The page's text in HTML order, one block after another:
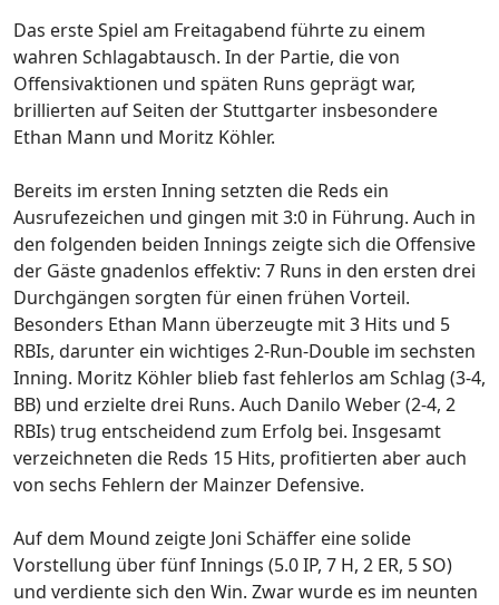
Das erste Spiel am Freitagabend führte zu einem
wahren Schlagabtausch. In der Partie, die von
Offensivaktionen und späten Runs geprägt war,
brillierten auf Seiten der Stuttgarter insbesondere
Ethan Mann und Moritz Köhler.
Bereits im ersten Inning setzten die Reds ein
Ausrufezeichen und gingen mit 3:0 in Führung. Auch in
den folgenden beiden Innings zeigte sich die Offensive
der Gäste gnadenlos effektiv: 7 Runs in den ersten drei
Durchgängen sorgten für einen frühen Vorteil.
Besonders Ethan Mann überzeugte mit 3 Hits und 5
RBIs, darunter ein wichtiges 2-Run-Double im sechsten
Inning. Moritz Köhler blieb fast fehlerlos am Schlag (3-4,
BB) und erzielte drei Runs. Auch Danilo Weber (2-4, 2
RBIs) trug entscheidend zum Erfolg bei. Insgesamt
verzeichneten die Reds 15 Hits, profitierten aber auch
von sechs Fehlern der Mainzer Defensive.
Auf dem Mound zeigte Joni Schäffer eine solide
Vorstellung über fünf Innings (5.0 IP, 7 H, 2 ER, 5 SO)
und verdiente sich den Win. Zwar wurde es im neunten